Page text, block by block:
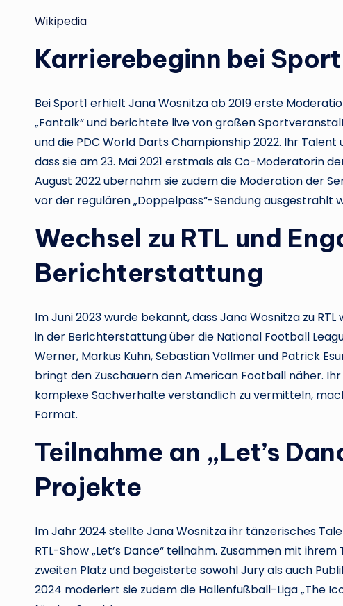
Wikipedia
Karrierebeginn bei
Bei Sport1 erhielt Jana Wosnitza ab 2019 erste
„Fantalk“ und berichtete live von großen
und die PDC World Darts Championship 2022. Ihr
dass sie am 23. Mai 2021 erstmals als Co-Moderatorin
August 2022 übernahm sie zudem die Moderation der
vor der regulären „Doppelpass“-Sendung ausgestrahlt
Wechsel zu RTL und
Berichterstattung
Im Juni 2023 wurde bekannt, dass Jana Wosnitza zu
in der Berichterstattung über die National Football
Werner, Markus Kuhn, Sebastian Vollmer und Patrick
bringt den Zuschauern den American Football näher.
komplexe Sachverhalte verständlich zu vermitteln,
Format.
Teilnahme an „Let’s
Projekte
Im Jahr 2024 stellte Jana Wosnitza ihr tänzerisches
RTL-Show „Let’s Dance“ teilnahm. Zusammen mit
zweiten Platz und begeisterte sowohl Jury als auch
2024 moderiert sie zudem die Hallenfußball-Liga „The